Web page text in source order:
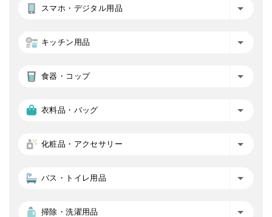
スマホ・デジタル用品
キッチン用品
食器・コップ
衣料品・バッグ
化粧品・アクセサリー
バス・トイレ用品
掃除・洗濯用品